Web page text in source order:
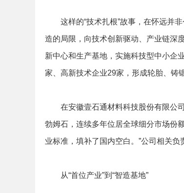
这样的“技术扎根”故事，在怀远并非
造的局限，向技术创新驱动、产业链深
新中心和生产基地，实施科技型中小企
家、高新技术企业29家，形成轮胎、铸
在安徽壹石通材料科技股份有限公司
勃姆石，连续多年位居全球细分市场份
业标准，填补了国内空白。”公司相关负
从“首位产业”到“智造基地”